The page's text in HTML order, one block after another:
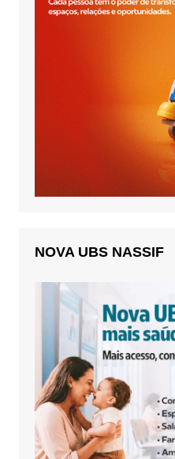
NOVA UBS NASSIF